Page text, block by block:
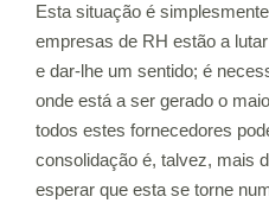
Esta situação é
empresas de RH estão a
e dar-lhe um sentido; é
onde está a ser gerado o
todos estes fornecedores
consolidação é, talvez, mais
esperar que esta se torne